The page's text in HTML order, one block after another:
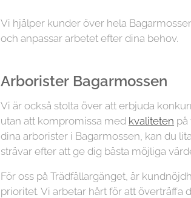
Vi hjälper kunder över hela
och anpassar arbetet efter dina behov.
Arborister Bagarmossen
Vi är också stolta över att erbjuda
utan att kompromissa med kvaliteten på
dina arborister i Bagarmossen, kan du
strävar efter att ge dig bästa möjliga
För oss på Trädfällargänget, är
prioritet. Vi arbetar hårt för att överträffa